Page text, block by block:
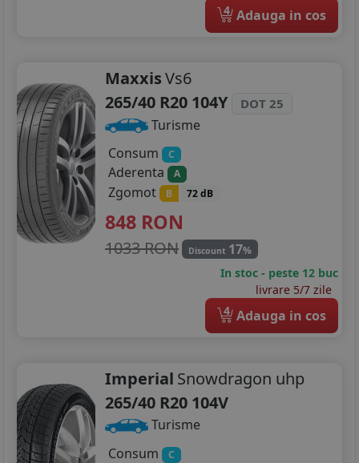
4 Adauga in cos
MaxxisVs6
265/40 R20 104Y
DOT 25
Turisme
Consum
C
Aderenta A
Zgomot B 72 dB
848 RON
1033 RON Discount 17%
In stoc - peste 12 buc
livrare 5/7 zile
4 Adauga in cos
Imperial Snowdragon uhp
265/40 R20 104V
Turisme
Consum
C